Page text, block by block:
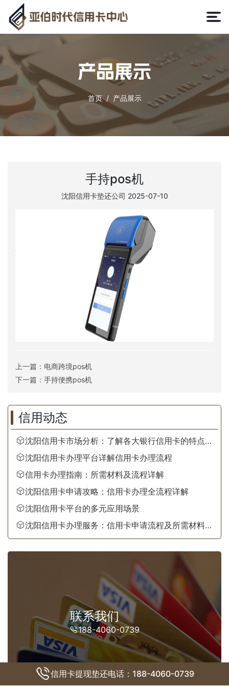
产品展示
首页 产品展示
信用动态
沈阳信用卡市场分析：了解各大银行信用卡的特点、
优惠活动与申请条件，助力消费者做出明智选择
沈阳信用卡办理平台详解信用卡办理流程
信用卡办理指南：所需材料及流程详解
沈阳信用卡申请攻略：信用卡办理全流程详解
沈阳信用卡平台的多元应用场景
沈阳信用卡办理服务：信用卡申请流程及所需材料一
览
联系我们
188-4060-0739
手持pos机
沈阳信用卡垫还公司 2025-07-10
上一篇： 电商跨境pos机
下一篇： 手持便携pos机
信用卡提现垫还电话：188-4060-0739